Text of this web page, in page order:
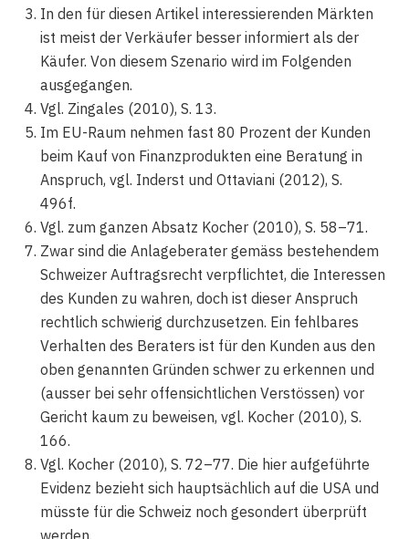
In den für diesen Artikel interessierenden Märkten
ist meist der Verkäufer besser informiert als der
Käufer. Von diesem Szenario wird im Folgenden
ausgegangen.
Vgl. Zingales (2010), S. 13.
Im EU-Raum nehmen fast 80 Prozent der Kunden
beim Kauf von Finanzprodukten eine Beratung in
Anspruch, vgl. Inderst und Ottaviani (2012), S.
496f.
Vgl. zum ganzen Absatz Kocher (2010), S. 58–71.
Zwar sind die Anlageberater gemäss bestehendem
Schweizer Auftragsrecht verpflichtet, die Interessen
des Kunden zu wahren, doch ist dieser Anspruch
rechtlich schwierig durchzusetzen. Ein fehlbares
Verhalten des Beraters ist für den Kunden aus den
oben genannten Gründen schwer zu erkennen und
(ausser bei sehr offensichtlichen Verstössen) vor
Gericht kaum zu beweisen, vgl. Kocher (2010), S.
166.
Vgl. Kocher (2010), S. 72–77. Die hier aufgeführte
Evidenz bezieht sich hauptsächlich auf die USA und
müsste für die Schweiz noch gesondert überprüft
werden.